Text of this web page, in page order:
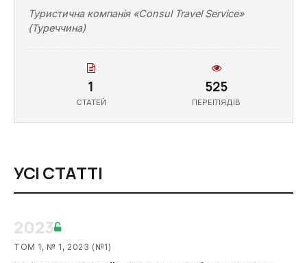
Туристична компанія «Consul Travel Service»
(Туреччина)
1
СТАТЕЙ
525
ПЕРЕГЛЯДІВ
УСІ СТАТТІ
2023
ТОМ 1, № 1, 2023 (№1)